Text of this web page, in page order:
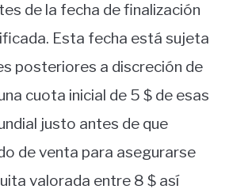
de la fecha de finalización
Esta fecha está sujeta
posteriores a discreción de
cuota inicial de 5 $ de esas
justo antes de que
de venta para asegurarse
valorada entre 8 $ así